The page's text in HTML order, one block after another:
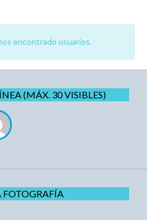
encontrado usuarios.
(MÁX. 30 VISIBLES)